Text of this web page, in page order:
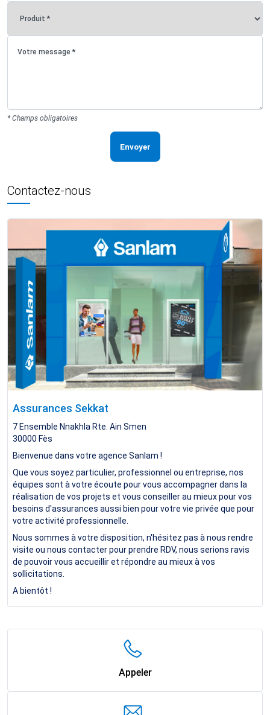
* Champs obligatoires
Envoyer
Contactez-nous
Assurances Sekkat
7 Ensemble Nnakhla Rte. Ain Smen
30000 Fès
Bienvenue dans votre agence Sanlam !
Que vous soyez particulier, professionnel ou entreprise, nos
équipes sont à votre écoute pour vous accompagner dans la
réalisation de vos projets et vous conseiller au mieux pour vos
besoins d'assurances aussi bien pour votre vie privée que pour
votre activité professionnelle.
Nous sommes à votre disposition, n'hésitez pas à nous rendre
visite ou nous contacter pour prendre RDV, nous serions ravis
de pouvoir vous accueillir et répondre au mieux à vos
sollicitations.
A bientôt !
Appeler